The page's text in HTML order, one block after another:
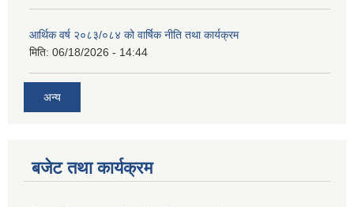
आर्थिक वर्ष २०८३/०८४ को वार्षिक नीति तथा कार्यक्रम
मिति: 06/18/2026 - 14:44
अन्य
बजेट तथा कार्यक्रम